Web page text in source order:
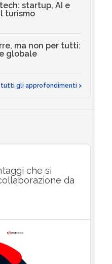
startup, AI e
turismo
ma non per tutti:
globale
tutti gli approfondimenti >
che si
da